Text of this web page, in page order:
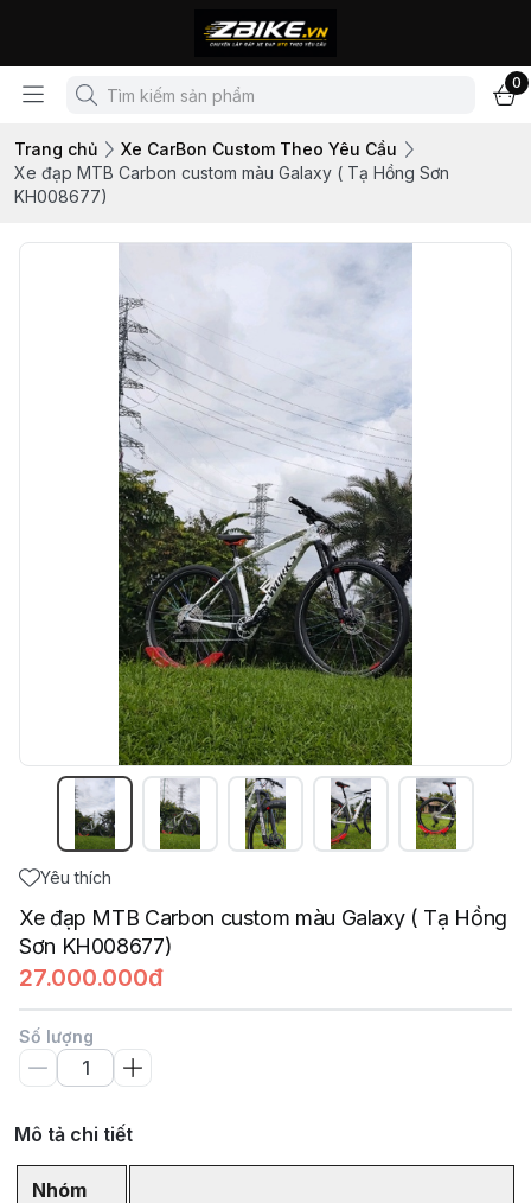
0
Trang chủ
Xe CarBon Custom Theo Yêu Cầu
Xe đạp MTB Carbon custom màu Galaxy ( Tạ Hồng Sơn
KH008677)
Yêu thích
Xe đạp MTB Carbon custom màu Galaxy ( Tạ Hồng
Sơn KH008677)
27.000.000đ
Số lượng
Mô tả chi tiết
Nhóm